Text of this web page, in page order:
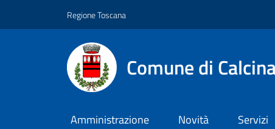
Regione Toscana
Comune di
Amministrazione Novità Servizi